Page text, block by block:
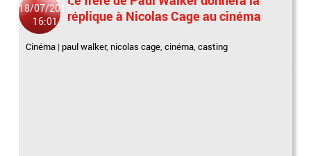
18/07/2015
16:01
réplique à Nicolas Cage au cinéma
Cinéma | paul walker, nicolas cage,cinéma,casting